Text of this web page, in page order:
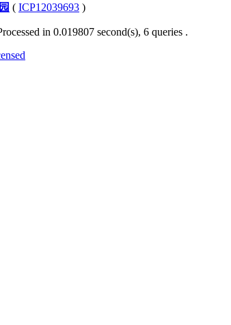
( ICP12039693 )
in 0.019807 second(s), 6 queries .